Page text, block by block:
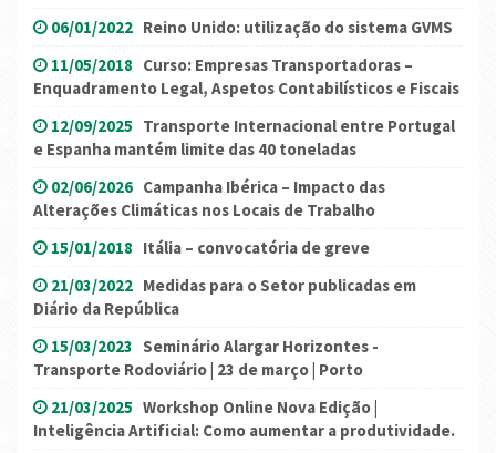
06/01/2022 Reino Unido: utilização do sistema GVMS
11/05/2018 Curso: Empresas Transportadoras –
Enquadramento Legal, Aspetos Contabilísticos e Fiscais
12/09/2025 Transporte Internacional entre Portugal
e Espanha mantém limite das 40 toneladas
02/06/2026 Campanha Ibérica – Impacto das
Alterações Climáticas nos Locais de Trabalho
15/01/2018 Itália – convocatória de greve
21/03/2022 Medidas para o Setor publicadas em
Diário da República
15/03/2023 Seminário Alargar Horizontes -
Transporte Rodoviário | 23 de março | Porto
21/03/2025 Workshop Online Nova Edição |
Inteligência Artificial: Como aumentar a produtividade.